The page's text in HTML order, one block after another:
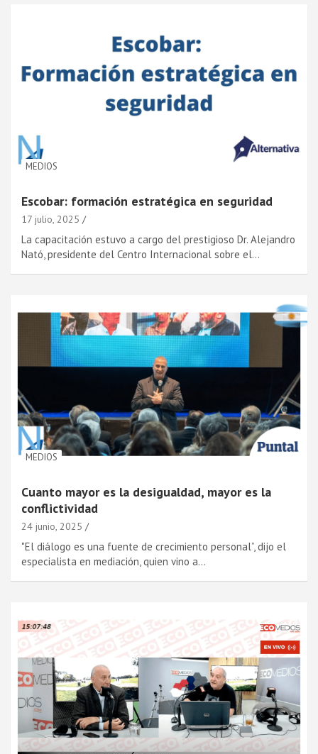
MEDIOS
Escobar: formación estratégica en seguridad
17 julio, 2025
La capacitación estuvo a cargo del prestigioso Dr. Alejandro
Nató, presidente del Centro Internacional sobre el…
MEDIOS
Cuanto mayor es la desigualdad, mayor es la
conflictividad
24 junio, 2025
"El diálogo es una fuente de crecimiento personal”, dijo el
especialista en mediación, quien vino a…